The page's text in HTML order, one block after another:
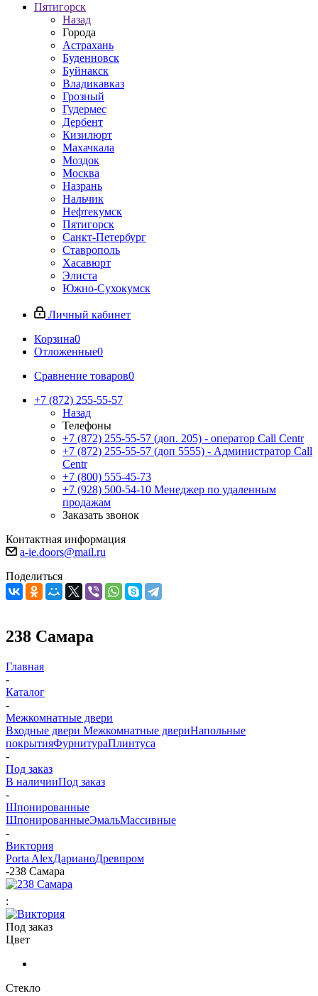
Пятигорск
Назад
Города
Астрахань
Буденновск
Буйнакск
Владикавказ
Грозный
Гудермес
Дербент
Кизилюрт
Махачкала
Моздок
Москва
Назрань
Нальчик
Нефтекумск
Пятигорск
Санкт-Петербург
Ставрополь
Хасавюрт
Элиста
Южно-Сухокумск
Личный кабинет
Корзина0
Отложенные0
Сравнение товаров0
+7 (872) 255-55-57
Назад
Телефоны
+7 (872) 255-55-57 (доп. 205) - оператор Call Centr
+7 (872) 255-55-57 (доп 5555) - Администратор Call
Centr
+7 (800) 555-45-73
+7 (928) 500-54-10 Менеджер по удаленным
продажам
Заказать звонок
Контактная информация
a-ie.doors@mail.ru
Поделиться
238 Самара
Главная
-
Каталог
-
Межкомнатные двери
Входные двери Межкомнатные двериНапольные
покрытияФурнитураПлинтуса
-
Под заказ
В наличииПод заказ
-
Шпонированные
ШпонированныеЭмальМассивные
-
Виктория
Porta AlexДарианоДревпром
-238 Самара
:
Под заказ
Цвет
Стекло